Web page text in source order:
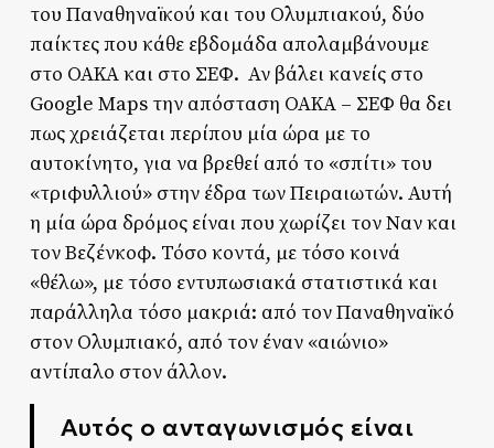
του Παναθηναϊκού και του Ολυμπιακού, δύο
παίκτες που κάθε εβδομάδα απολαμβάνουμε
στο ΟΑΚΑ και στο ΣΕΦ. Αν βάλει κανείς στο
Google Maps την απόσταση ΟΑΚΑ – ΣΕΦ θα δει
πως χρειάζεται περίπου μία ώρα με το
αυτοκίνητο, για να βρεθεί από το «σπίτι» του
«τριφυλλιού» στην έδρα των Πειραιωτών. Αυτή
η μία ώρα δρόμος είναι που χωρίζει τον Ναν και
τον Βεζένκοφ. Τόσο κοντά, με τόσο κοινά
«θέλω», με τόσο εντυπωσιακά στατιστικά και
παράλληλα τόσο μακριά: από τον Παναθηναϊκό
στον Ολυμπιακό, από τον έναν «αιώνιο»
αντίπαλο στον άλλον.
Aυτός ο ανταγωνισμός είναι